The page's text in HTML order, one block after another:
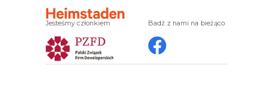
Jesteśmy członkiem Badź z nami na bieżąco